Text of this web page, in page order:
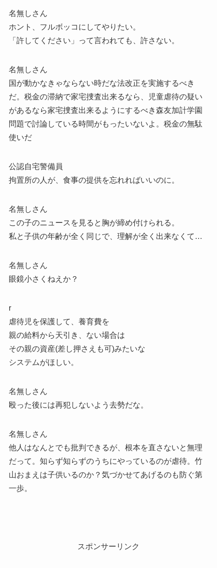
名無しさん
ホント、フルボッコにしてやりたい。
「許してください」って言われても、許さない。
名無しさん
国が動かなきゃならない時だな法改正を実施するべき
だ。税金の滞納で家宅捜査出来るなら、児童虐待の疑い
があるなら家宅捜査出来るようにするべき森友加計学園
問題で討論している時間がもったいないよ。税金の無駄
使いだ
公認自宅警備員
拘置所の人が、食事の提供を忘れればいいのに。
名無しさん
この子のニュースを見ると胸が締め付けられる。
私と子供の年齢が全く同じで、理解が全く出来なくて…
名無しさん
眼鏡小さくねえか？
r
虐待児を保護して、養育費を
親の給料から天引き、ない場合は
その親の資産(差し押さえも可)みたいな
システムがほしい。
名無しさん
殴った後には再犯しないよう去勢だな。
名無しさん
他人はなんとでも批判できるが、根本を直さないと無理
だって。知らず知らずのうちにやっているのが虐待。竹
山おまえは子供いるのか？気づかせてあげるのも防ぐ第
一歩。
スポンサーリンク